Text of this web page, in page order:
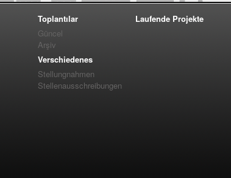
Toplantılar
Güncel
Arşiv
Verschiedenes
Stellungnahmen
Stellenausschreibungen
Laufende Projekte